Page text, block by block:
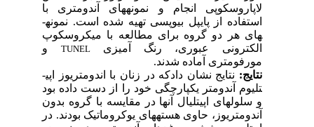
لاپاروسکوپی انجام و نمونه­های آندومتری با
استفاده از پایپل بیوپسی تهیه شده است. نمونه­
های هر دو گروه برای مطالعه با میکروسکوپ
الکترونی عبوری، رنگ آمیزی
TUNELو
مورفومتری آماده شدند.
نتایج:نتایج نشان دادکه در زنان با اندومتریوز اپی­
تلیوم آندومتر یکپارچگی خود را از دست داده بود
و سلول­های اپی­تلیال آن­ها در مقایسه با گروه بدون
آندومتریوز، حاوی هسته­های یوکروماتیک بودند. در